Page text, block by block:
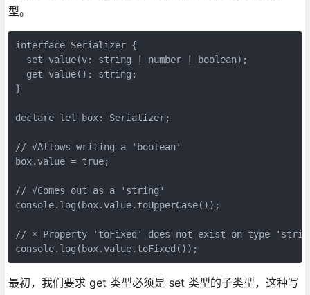
型。
interface Serializer {
  set value(v: string | number | boolean);
  get value(): string;
}
declare let box: Serializer;
// √Allows writing a 'boolean'
box.value = true;
// √Comes out as a 'string'
console.log(box.value.toUpperCase());
// × Property 'toFixed' does not exist on type
console.log(box.value.toFixed());
最初，我们要求 get 类型必须是 set 类型的子类型，这种写